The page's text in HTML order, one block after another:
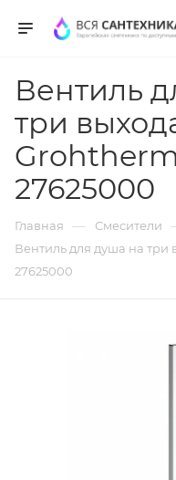
Вентиль
три
27625000
Главная — Смесители
Вентиль для душа на три
27625000